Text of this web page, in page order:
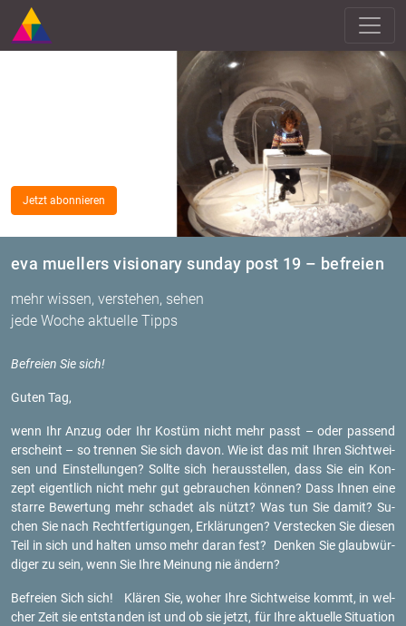
eva muellers visionary sunday post 19 – befreien
mehr wissen, verstehen, sehen
jede Woche aktuelle Tipps
Jetzt abonnieren
Be­frei­en Sie sich!
Guten Tag,
wenn Ihr Anzug oder Ihr Kos­tüm nicht mehr passt – oder pas­send
er­scheint – so tren­nen Sie sich davon. Wie ist das mit Ihren Sicht­wei­
sen und Ein­stel­lun­gen? Soll­te sich her­aus­stel­len, dass Sie ein Kon­
zept ei­gent­lich nicht mehr gut ge­brau­chen kön­nen? Dass Ihnen eine
star­re Be­wer­tung mehr scha­det als nützt? Was tun Sie damit? Su­
chen Sie nach Recht­fer­ti­gun­gen, Er­klä­run­gen? Ver­ste­cken Sie die­sen
Teil in sich und hal­ten umso mehr daran fest? Den­ken Sie glaub­wür­
di­ger zu sein, wenn Sie Ihre Mei­nung nie än­dern?
Be­frei­en Sich sich! Klä­ren Sie, woher Ihre Sicht­wei­se kommt, in wel­
cher Zeit sie ent­stan­den ist und ob sie jetzt, für Ihre ak­tu­el­le Si­tua­ti­on